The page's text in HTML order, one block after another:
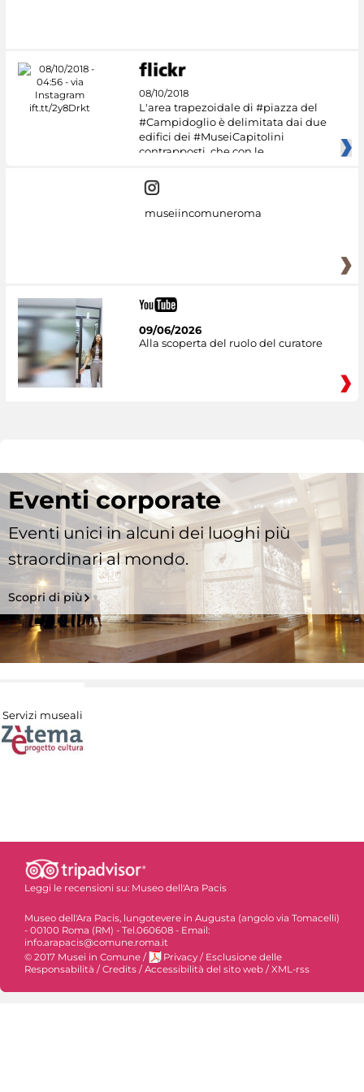
08/10/2018
L'area trapezoidale di #piazza del
#Campidoglio è delimitata dai due
edifici dei #MuseiCapitolini
contrapposti, che con le
museiincomuneroma
09/06/2026
Alla scoperta del ruolo del curatore
Eventi corporate
Eventi unici in alcuni dei luoghi più
straordinari al mondo.
Scopri di più
Servizi museali
Leggi le recensioni su: Museo dell'Ara Pacis
Museo dell'Ara Pacis, lungotevere in Augusta (angolo via Tomacelli)
- 00100 Roma (RM) - Tel.060608 - Email:
info.arapacis@comune.roma.it
© 2017 Musei in Comune / Privacy / Esclusione delle
Responsabilità / Credits / Accessibilità del sito web / XML-rss